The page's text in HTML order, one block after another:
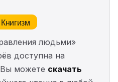
Книгизм
людьми»
доступна на
Вы можете скачать